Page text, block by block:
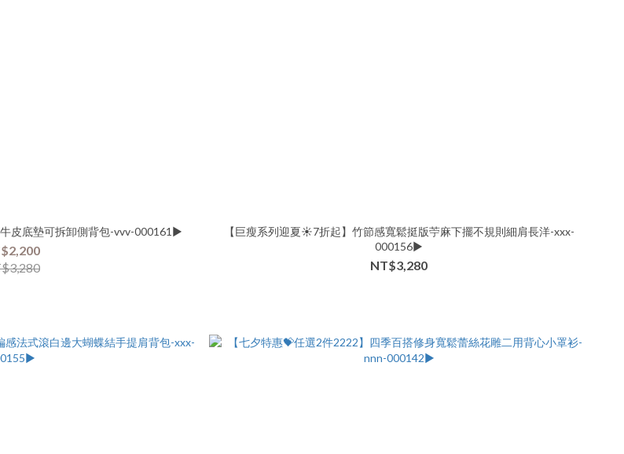
牛皮底墊可拆卸側背包-vvv-000161▶
【巨瘦系列迎夏☀️7折起】竹節感寬鬆挺版苧麻下擺不規則細肩長洋-xxx-
000156▶
NT$3,280